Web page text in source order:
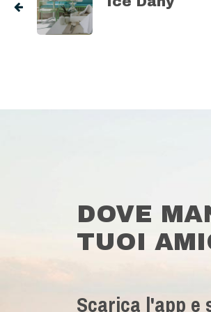
DOVE
TUOI
Scarica l'app e